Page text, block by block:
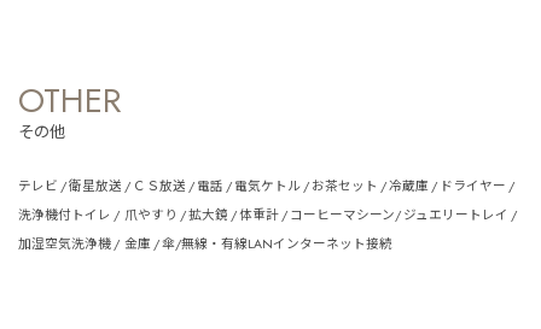
OTHER
その他
テレビ / 衛星放送 / ＣＳ放送 / 電話 / 電気ケトル / お茶セット / 冷蔵庫 / ドライヤー /
洗浄機付トイレ / 爪やすり / 拡大鏡 / 体重計 / コーヒーマシーン/ ジュエリートレイ /
加湿空気洗浄機 / 金庫 / 傘/無線・有線LANインターネット接続